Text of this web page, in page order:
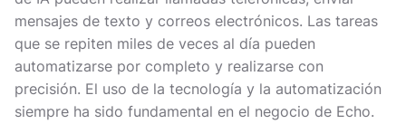
mensajes de texto y correos electrónicos. Las tareas
que se repiten miles de veces al día pueden
automatizarse por completo y realizarse con
precisión. El uso de la tecnología y la automatización
siempre ha sido fundamental en el negocio de Echo.